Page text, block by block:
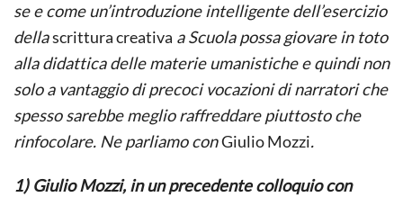
se e come un’introduzione intelligente dell’esercizio
dellascrittura creativa a Scuola possa giovare in toto
alla didattica delle materie umanistiche e quindi non
solo a vantaggio di precoci vocazioni di narratori che
spesso sarebbe meglio raffreddare piuttosto che
rinfocolare. Ne parliamo conGiulio Mozzi.
1) Giulio Mozzi, in un precedente colloquio con